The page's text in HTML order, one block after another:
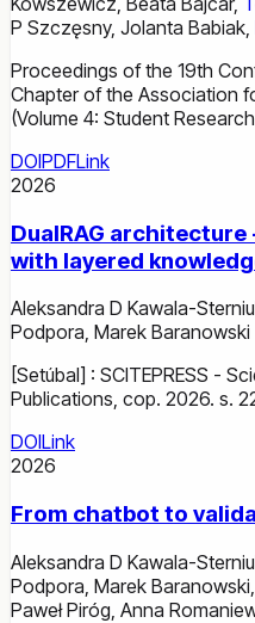
P Szczęsny, Jolanta Babiak
Proceedings of the 19th
Chapter of the Association
(Volume 4: Student
DOIPDFLink
2026
DualRAG
with layered
Aleksandra D Kawala-
Podpora, Marek Baranowski
[Setúbal] : SCITEPRESS -
Publications, cop. 2026. s.
DOILink
2026
From chatbot to
Aleksandra D Kawala-
Podpora Marek Baranowski
Paweł Piróg Anna